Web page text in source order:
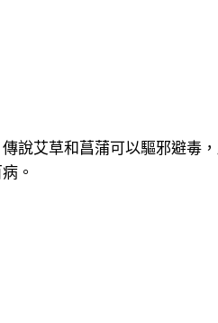
說艾草和菖蒲可以驅邪避毒
。